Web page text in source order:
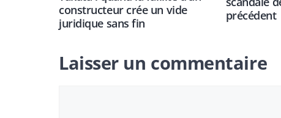
constructeur crée un vide
juridique sans fin
précédent
Laisser un commentaire